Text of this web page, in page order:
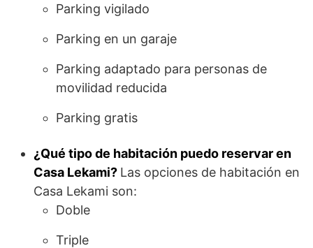
Parking vigilado
Parking en un garaje
Parking adaptado para personas de
movilidad reducida
Parking gratis
¿Qué tipo de habitación puedo reservar en
Casa Lekami? Las opciones de habitación en
Casa Lekami son:
Doble
Triple